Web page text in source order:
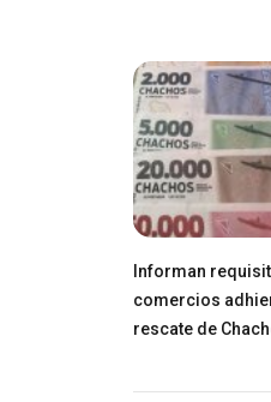
Informan
comercios
rescate de